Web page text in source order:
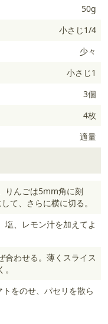
50g
小さじ1/4
少々
小さじ1
3個
4枚
適量
りんごは5mm角に刻
て、さらに横に切る。
塩、レモン汁を加えてよ
合わせる。薄くスライス
をのせ、パセリを散ら